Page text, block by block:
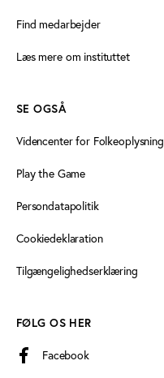
Find medarbejder
Læs mere om instituttet
SE OGSÅ
Videncenter for Folkeoplysning
Play the Game
Persondatapolitik
Cookiedeklaration
Tilgængelighedserklæring
FØLG OS HER
Facebook